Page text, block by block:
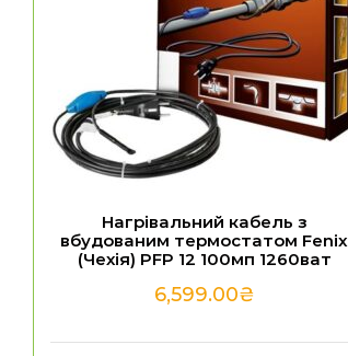
Нагрівальний кабель з
вбудованим термостатом Fenix
(Чехія) PFP 12 100мп 1260ват
6,599.00₴